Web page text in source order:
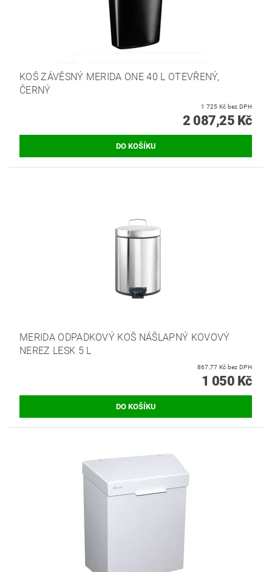
KOŠ ZÁVĚSNÝ MERIDA ONE 40 L OTEVŘENÝ,
ČERNÝ
1 725 Kč bez DPH
2 087,25 Kč
MERIDA ODPADKOVÝ KOŠ NÁŠLAPNÝ KOVOVÝ
NEREZ LESK 5 L
867,77 Kč bez DPH
1 050 Kč